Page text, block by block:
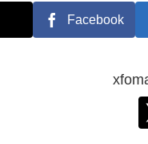
Facebook